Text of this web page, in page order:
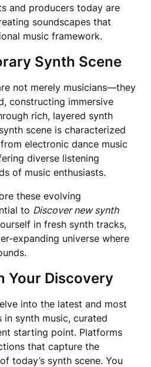
and producers today are
soundscapes that
music framework.
Synth Scene
not merely musicians—they
constructing immersive
rich, layered synth
scene is characterized
electronic dance music
diverse listening
of music enthusiasts.
these evolving
to Discover new synth
in fresh synth tracks,
expanding universe where
Your Discovery
into the latest and most
synth music, curated
starting point. Platforms
that capture the
today’s synth scene. You